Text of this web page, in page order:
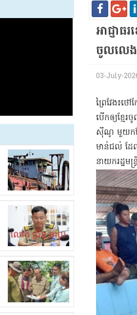
អាជ្ញា
ចូល​លេ
03-July-
ព្រៃវែង​៖​
បើក​ឲ្យ​ខ្មែ
ស៊ីណូ មួយកន្
មាន់​ជល់ ដែ
នាយករដ្ឋម